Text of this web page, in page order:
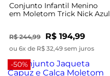
Conjunto Infantil Menino
em Moletom Trick Nick Azul
R$ 244,99 R$ 194,99
ou 6x de R$ 32,49 sem juros
-50%